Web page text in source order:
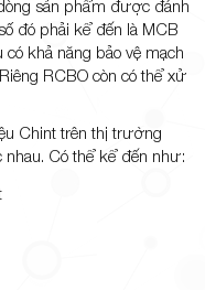
sản phẩm được đánh
đó phải kể đến là MCB
khả năng bảo vệ mạch
RCBO còn có thể xử
Chint trên thị trường
Có thể kể đến như: